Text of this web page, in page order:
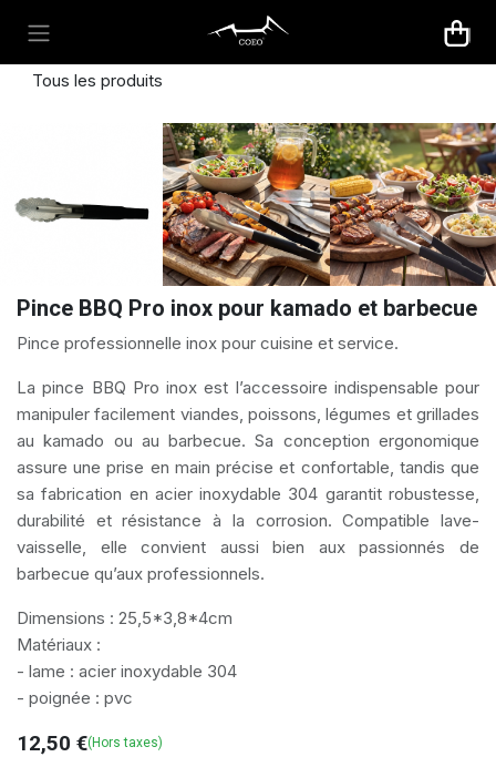
Tous les produits
Pince BBQ Pro inox pour kamado et barbecue
Pince professionnelle inox pour cuisine et service.
La pince BBQ Pro inox est l’accessoire indispensable pour
manipuler facilement viandes, poissons, légumes et grillades
au kamado ou au barbecue. Sa conception ergonomique
assure une prise en main précise et confortable, tandis que
sa fabrication en acier inoxydable 304 garantit robustesse,
durabilité et résistance à la corrosion. Compatible lave-
vaisselle, elle convient aussi bien aux passionnés de
barbecue qu’aux professionnels.
Dimensions : 25,5*3,8*4cm
Matériaux :
- lame : acier inoxydable 304
- poignée : pvc
12,50 €(Hors taxes)